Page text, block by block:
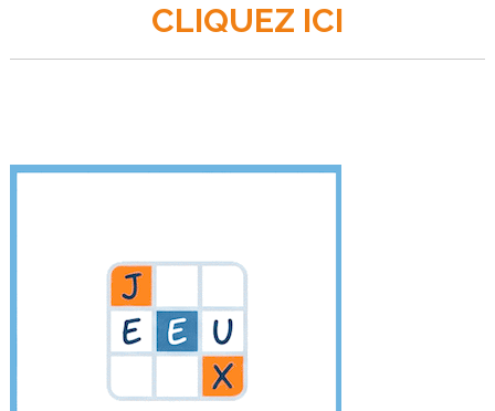
CLIQUEZ ICI